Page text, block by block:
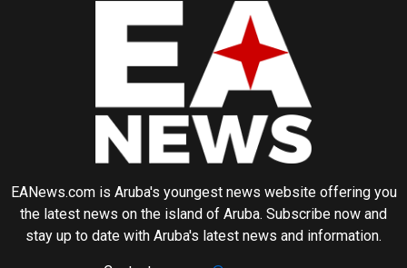
EANews.com is Aruba's youngest news website offering you
the latest news on the island of Aruba. Subscribe now and
stay up to date with Aruba's latest news and information.